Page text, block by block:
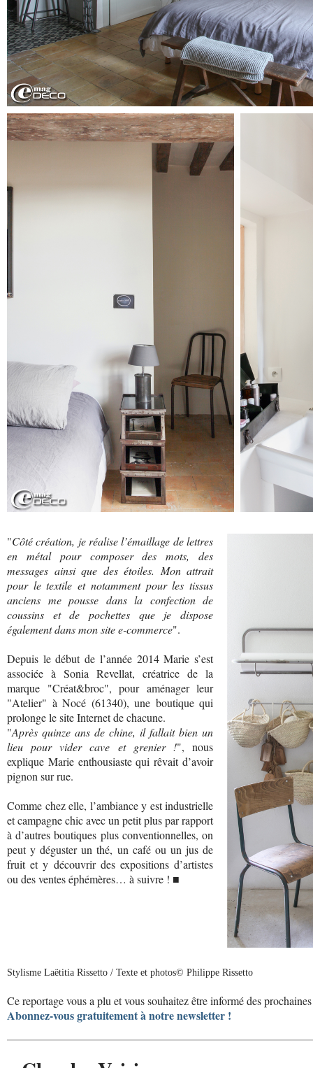
"Côté création, je réalise l’émaillage de lettres
en métal pour composer des mots, des
messages ainsi que des étoiles. Mon attrait
pour le textile et notamment pour les tissus
anciens me pousse dans la confection de
coussins et de pochettes que je dispose
également dans mon site e-commerce".
Depuis le début de l’année 2014 Marie s’est
associée à Sonia Revellat, créatrice de la
marque "Créat&broc", pour aménager leur
"Atelier" à Nocé (61340), une boutique qui
prolonge le site Internet de chacune.
"Après quinze ans de chine, il fallait bien un
lieu pour vider cave et grenier !", nous
explique Marie enthousiaste qui rêvait d’avoir
pignon sur rue.
Comme chez elle, l’ambiance y est industrielle
et campagne chic avec un petit plus par rapport
à d’autres boutiques plus conventionnelles, on
peut y déguster un thé, un café ou un jus de
fruit et y découvrir des expositions d’artistes
ou des ventes éphémères… à suivre ! ■
Stylisme Laëtitia Rissetto / Texte et photos© Philippe Rissetto
Ce reportage vous a plu et vous souhaitez être informé des
Abonnez-vous gratuitement à notre newsletter !